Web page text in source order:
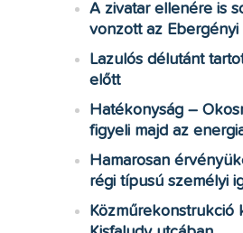
A zivatar ellenére is
vonzott az Ebergényi
Lazulós délutánt
előtt
Hatékonyság –
figyeli majd az
Hamarosan
régi típusú személyi
Közműrekonstrukció